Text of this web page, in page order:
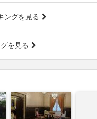
ングを見る
を見る